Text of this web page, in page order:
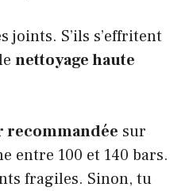
joints. S’ils s’effritent
nettoyage haute
recommandée sur
entre 100 et 140 bars.
fragiles. Sinon, tu